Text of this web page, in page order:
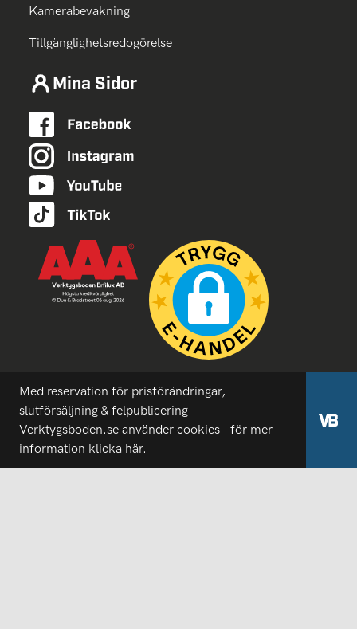
Kamerabevakning
Tillgänglighetsredogörelse
Mina Sidor
Med reservation för prisförändringar,
slutförsäljning & felpublicering
Verktygsboden.se använder cookies - för mer
information klicka här.